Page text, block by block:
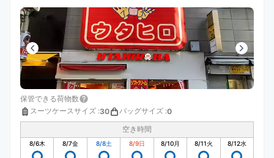
保管できる荷物数
スーツケースサイズ :30 バッグサイズ :0
空き時間
8/6木 8/7金 8/8土 8/9日 8/10月 8/11火 8/12水